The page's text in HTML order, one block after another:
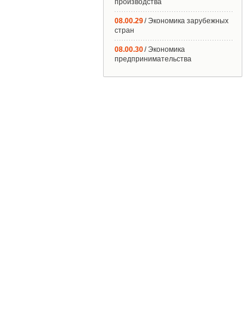
производства
08.00.29/ Экономика зарубежных
стран
08.00.30/ Экономика
предпринимательства